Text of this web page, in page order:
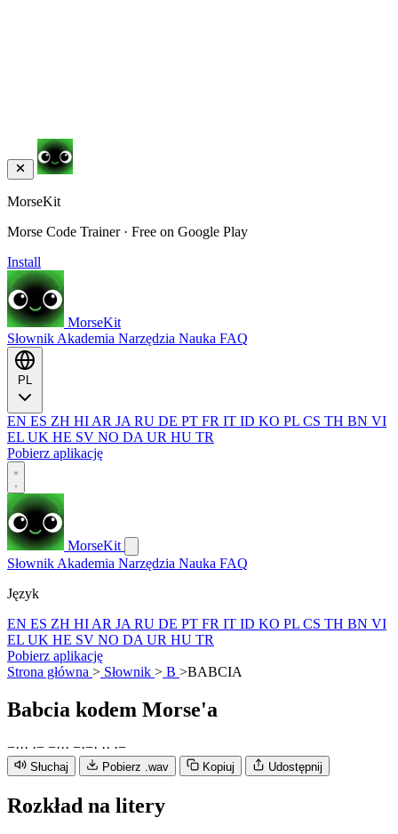
MorseKit
Morse Code Trainer · Free on Google Play
Install
MorseKit
Słownik Akademia Narzędzia Nauka FAQ
EN ES ZH HI AR JA RU DE PT FR IT ID KO PL CS TH BN VI
EL UK HE SV NO DA UR HU TR
Pobierz aplikację
MorseKit
Słownik Akademia Narzędzia Nauka FAQ
Język
EN ES ZH HI AR JA RU DE PT FR IT ID KO PL CS TH BN VI
EL UK HE SV NO DA UR HU TR
Pobierz aplikację
Strona główna > Słownik > B >BABCIA
Babcia kodem Morse'a
−··· ·− −··· −·−· ·· ·−
Słuchaj Pobierz .wav Kopiuj Udostępnij
Rozkład na litery